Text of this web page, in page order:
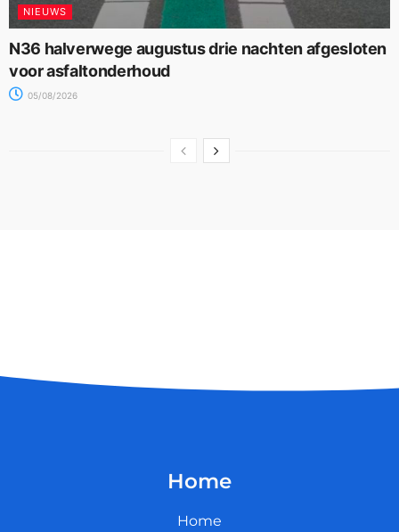
NIEUWS
N36 halverwege augustus drie nachten afgesloten
voor asfaltonderhoud
05/08/2026
Home
Home